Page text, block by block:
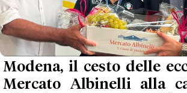
Modena, il cesto delle
Mercato Albinelli alla